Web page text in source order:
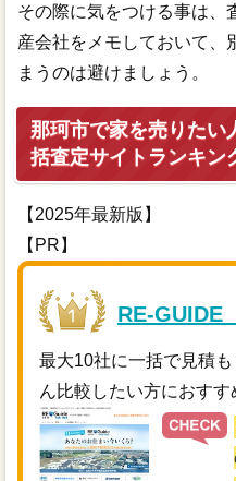
その際に気をつける事は、
産会社をメモしておいて、
まうのは避けましょう。
那珂市で家を売りたい
括査定サイトランキン
【2025年最新版】
【PR】
RE-
最大10社に一括で見積
ん比較したい方におすす